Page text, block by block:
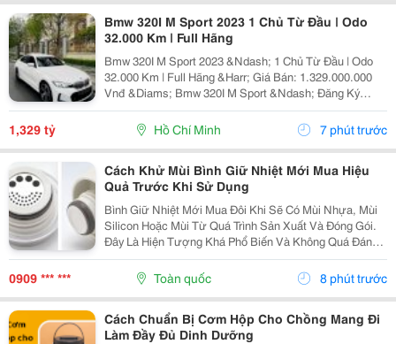
Bmw 320I M Sport 2023 1 Chủ Từ Đầu | Odo
32.000 Km | Full Hãng
Bmw 320I M Sport 2023 &Ndash; 1 Chủ Từ Đầu | Odo
32.000 Km | Full Hãng &Harr; Giá Bán: 1.329.000.000
Vnđ &Diams; Bmw 320I M Sport &Ndash; Đăng Ký
11/2023 &Diams; Xe 1 Chủ Từ Đầu, Sử Dụng Kỹ, Giữ
Gìn Cẩn Thận &Diams; Odo: 32.000 Km &Diams; Bảo
Dưỡng...
1,329 tỷ Hồ Chí Minh 7 phút trước
Cách Khử Mùi Bình Giữ Nhiệt Mới Mua Hiệu
Quả Trước Khi Sử Dụng
Bình Giữ Nhiệt Mới Mua Đôi Khi Sẽ Có Mùi Nhựa, Mùi
Silicon Hoặc Mùi Từ Quá Trình Sản Xuất Và Đóng Gói.
Đây Là Hiện Tượng Khá Phổ Biến Và Không Quá Đáng
Lo Ngại Nếu Được Vệ Sinh Đúng Cách. Hãy Cùng Tìm
Hiểu Cách Khử Mùi Bình Giữ Nhiệt Mới Mua Đơn...
0909 *** *** Toàn quốc 8 phút trước
Cách Chuẩn Bị Cơm Hộp Cho Chồng Mang Đi
Làm Đầy Đủ Dinh Dưỡng